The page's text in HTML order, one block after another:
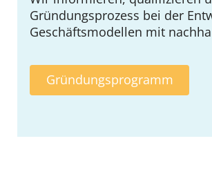
Gründungsprozess bei der
Geschäftsmodellen mit
Gründungsprogramm